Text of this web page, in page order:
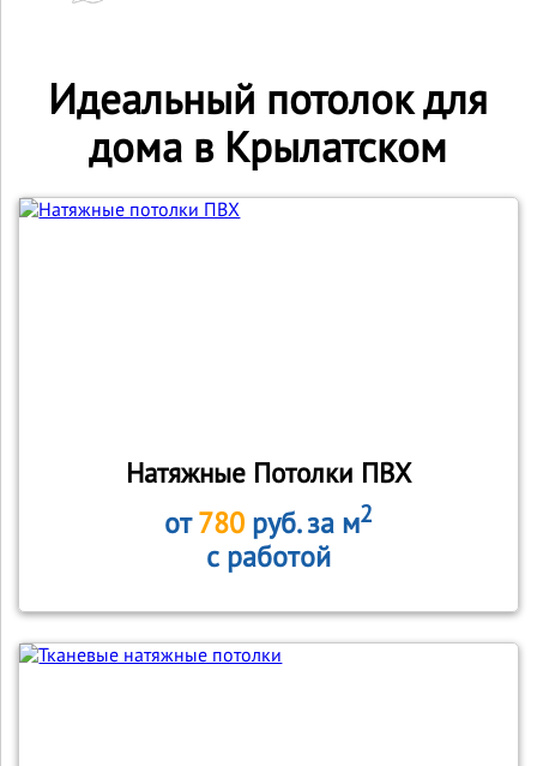
Идеальный потолок для
дома в Крылатском
Натяжные Потолки ПВХ
от780руб. за м2
с работой